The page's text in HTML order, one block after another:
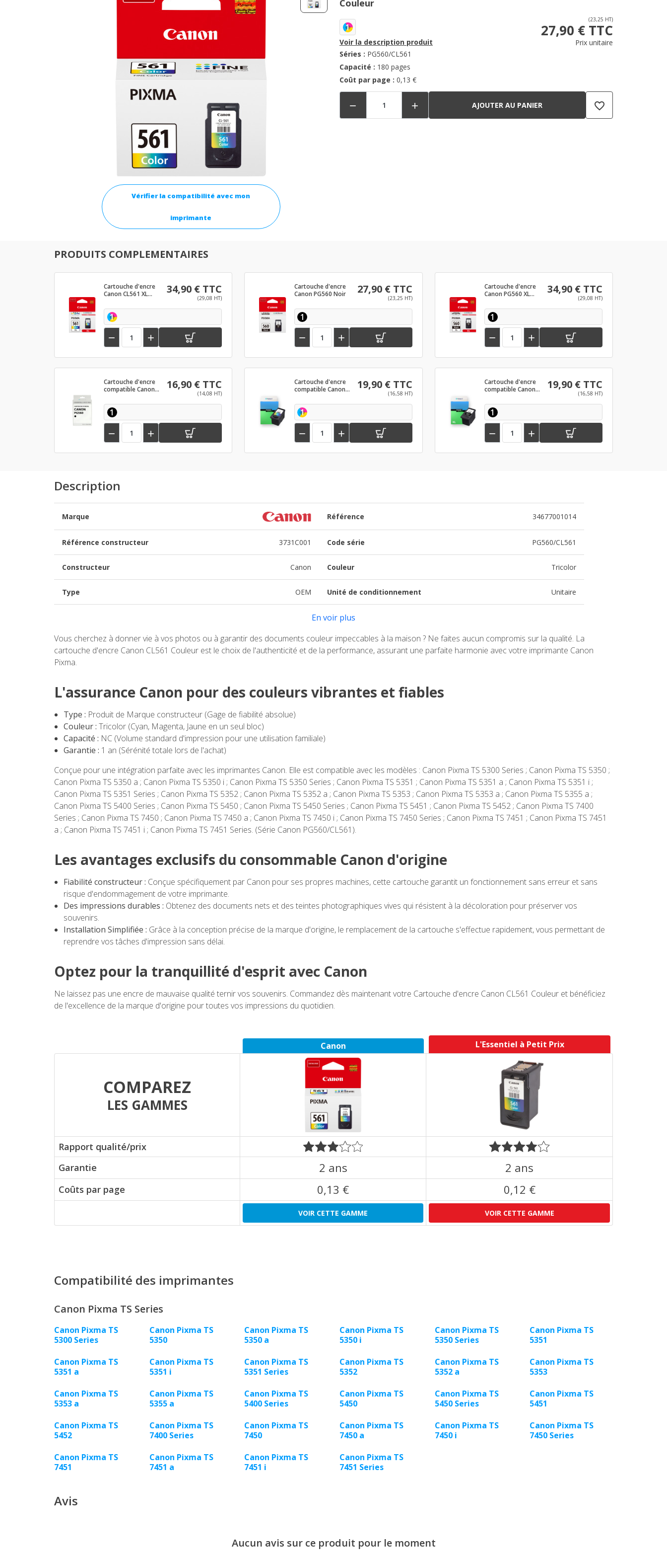
Vérifier la compatibilité avec mon
imprimante
Couleur
1
Voir la description produit
Séries : PG560/CL561
Capacité : 180 pages
Coût par page : 0,13 €
(23,25 HT)
27,90 € TTC
Prix unitaire
  AJOUTER AU PANIER favorite_border
PRODUITS COMPLEMENTAIRES
Cartouche d'encre
Canon CL561 XL
34,90 € TTC
(29,08 HT)
1
 
Cartouche d'encre
Canon PG560 Noir
27,90 € TTC
(23,25 HT)
1
 
Cartouche d'encre
Canon PG560 XL
34,90 € TTC
(29,08 HT)
1
 
Cartouche d'encre
compatible Canon
16,90 € TTC
(14,08 HT)
1
 
Cartouche d'encre
compatible Canon
19,90 € TTC
(16,58 HT)
1
 
Cartouche d'encre
compatible Canon
19,90 € TTC
(16,58 HT)
1
 
Description
Marque Référence 34677001014
Référence constructeur 3731C001 Code série PG560/CL561
Constructeur Canon Couleur Tricolor
Type OEM Unité de conditionnement Unitaire
En voir plus
Vous cherchez à donner vie à vos photos ou à garantir des documents couleur impeccables à la maison ? Ne faites aucun compromis sur la qualité. La
cartouche d'encre Canon CL561 Couleur est le choix de l'authenticité et de la performance, assurant une parfaite harmonie avec votre imprimante Canon
Pixma.
L'assurance Canon pour des couleurs vibrantes et fiables
Type : Produit de Marque constructeur (Gage de fiabilité absolue)
Couleur : Tricolor (Cyan, Magenta, Jaune en un seul bloc)
Capacité : NC (Volume standard d'impression pour une utilisation familiale)
Garantie : 1 an (Sérénité totale lors de l'achat)
Conçue pour une intégration parfaite avec les imprimantes Canon. Elle est compatible avec les modèles : Canon Pixma TS 5300 Series ; Canon Pixma TS 5350 ;
Canon Pixma TS 5350 a ; Canon Pixma TS 5350 i ; Canon Pixma TS 5350 Series ; Canon Pixma TS 5351 ; Canon Pixma TS 5351 a ; Canon Pixma TS 5351 i ;
Canon Pixma TS 5351 Series ; Canon Pixma TS 5352 ; Canon Pixma TS 5352 a ; Canon Pixma TS 5353 ; Canon Pixma TS 5353 a ; Canon Pixma TS 5355 a ;
Canon Pixma TS 5400 Series ; Canon Pixma TS 5450 ; Canon Pixma TS 5450 Series ; Canon Pixma TS 5451 ; Canon Pixma TS 5452 ; Canon Pixma TS 7400
Series ; Canon Pixma TS 7450 ; Canon Pixma TS 7450 a ; Canon Pixma TS 7450 i ; Canon Pixma TS 7450 Series ; Canon Pixma TS 7451 ; Canon Pixma TS 7451
a ; Canon Pixma TS 7451 i ; Canon Pixma TS 7451 Series. (Série Canon PG560/CL561).
Les avantages exclusifs du consommable Canon d'origine
Fiabilité constructeur : Conçue spécifiquement par Canon pour ses propres machines, cette cartouche garantit un fonctionnement sans erreur et sans
risque d'endommagement de votre imprimante.
Des impressions durables : Obtenez des documents nets et des teintes photographiques vives qui résistent à la décoloration pour préserver vos
souvenirs.
Installation Simplifiée : Grâce à la conception précise de la marque d'origine, le remplacement de la cartouche s'effectue rapidement, vous permettant de
reprendre vos tâches d'impression sans délai.
Optez pour la tranquillité d'esprit avec Canon
Ne laissez pas une encre de mauvaise qualité ternir vos souvenirs. Commandez dès maintenant votre Cartouche d'encre Canon CL561 Couleur et bénéficiez
de l'excellence de la marque d'origine pour toutes vos impressions du quotidien.
Canon L'Essentiel à Petit Prix
COMPAREZ
LES GAMMES
Rapport qualité/prix
Garantie
2 ans 2 ans
Coûts par page 0,13 € 0,12 €
VOIR CETTE GAMME VOIR CETTE GAMME
Compatibilité des imprimantes
Canon Pixma TS Series
Canon Pixma TS
5300 Series
Canon Pixma TS
5350
Canon Pixma TS
5350 a
Canon Pixma TS
5350 i
Canon Pixma TS
5350 Series
Canon Pixma TS
5351
Canon Pixma TS
5351 a
Canon Pixma TS
5351 i
Canon Pixma TS
5351 Series
Canon Pixma TS
5352
Canon Pixma TS
5352 a
Canon Pixma TS
5353
Canon Pixma TS
5353 a
Canon Pixma TS
5355 a
Canon Pixma TS
5400 Series
Canon Pixma TS
5450
Canon Pixma TS
5450 Series
Canon Pixma TS
5451
Canon Pixma TS
5452
Canon Pixma TS
7400 Series
Canon Pixma TS
7450
Canon Pixma TS
7450 a
Canon Pixma TS
7450 i
Canon Pixma TS
7450 Series
Canon Pixma TS
7451
Canon Pixma TS
7451 a
Canon Pixma TS
7451 i
Canon Pixma TS
7451 Series
Avis
Aucun avis sur ce produit pour le moment